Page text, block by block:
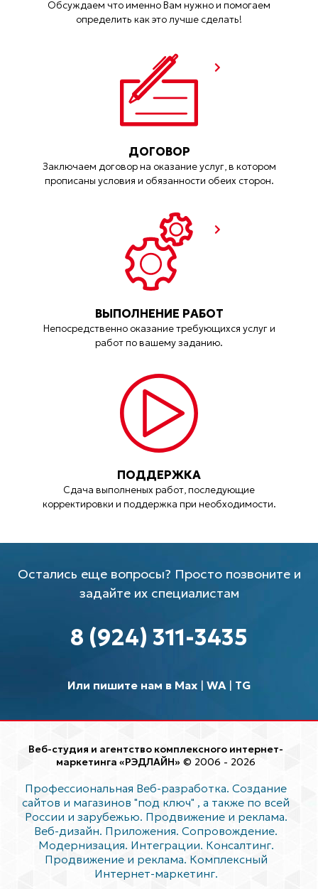
Обсуждаем что именно Вам нужно и помогаем
определить как это лучше сделать!
ДОГОВОР
Заключаем договор на оказание услуг, в котором
прописаны условия и обязанности обеих сторон.
ВЫПОЛНЕНИЕ РАБОТ
Непосредственно оказание требующихся услуг и
работ по вашему заданию.
ПОДДЕРЖКА
Сдача выполненых работ, последующие
корректировки и поддержка при необходимости.
Остались еще вопросы? Просто позвоните и
задайте их специалистам
8 (924) 311-3435
Или пишите нам в Max| WA| TG
Веб-студия и агентство комплексного интернет-
маркетинга «РЭДЛАЙН» © 2006 - 2026
Профессиональная Веб-разработка. Создание
сайтов и магазинов "под ключ" , а также по всей
России и зарубежью. Продвижение и реклама.
Веб-дизайн. Приложения. Сопровождение.
Модернизация. Интеграции. Консалтинг.
Продвижение и реклама. Комплексный
Интернет-маркетинг.